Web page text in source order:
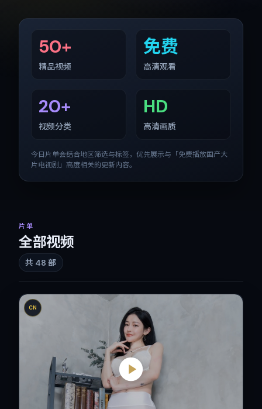
50+
精品视频
免费
高清观看
20+
视频分类
HD
高清画质
今日片单会结合地区筛选与标签，优先展示与「免费播放国产大
片电视剧 」高度相关的更新内容。
片单
全部视频
共 48 部
CN